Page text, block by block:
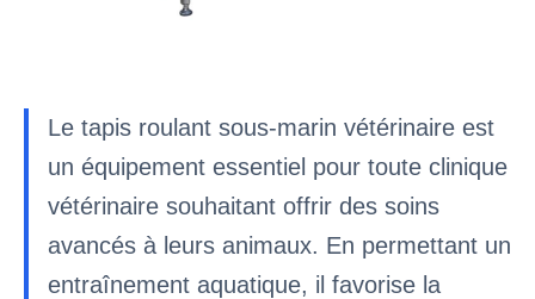
Le tapis roulant sous-marin vétérinaire est
un équipement essentiel pour toute clinique
vétérinaire souhaitant offrir des soins
avancés à leurs animaux. En permettant un
entraînement aquatique, il favorise la